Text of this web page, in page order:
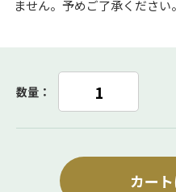
ません。予めご了承ください。
数量：
カー